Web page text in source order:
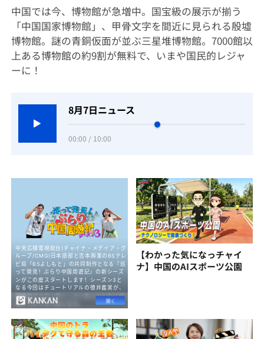
Video
中国では今、博物館が急増中。国宝級の展示が揃う
「中国国家博物館」、甲骨文字を間近に見られる殷墟
博物館。謎の青銅仮面が並ぶ三星堆博物館。7000館以
上ある博物館の約9割が無料で、いまや国民的レジャ
ーに！
8月7日ニュース
00:00 / 10:00
【わかった気になっチャイ
ナ】中国のAIスポーツ公園